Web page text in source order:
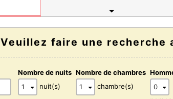
Veuillez faire une recherche
Nombre de nuits
nuit(s)
Nombre de chambres
chambre(s)